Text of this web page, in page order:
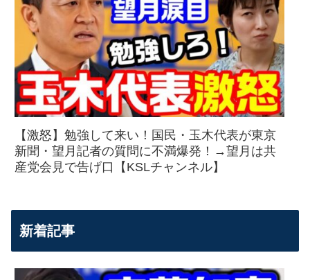
【激怒】勉強して来い！国民・玉木代表が東京
新聞・望月記者の質問に不満爆発！→望月は共
産党会見で告げ口【KSLチャンネル】
新着記事